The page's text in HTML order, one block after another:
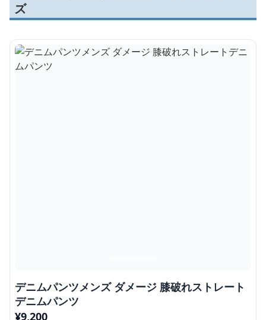
ズ
デニムパンツメンズ ダメージ 膝破れストレート
デニムパンツ
¥9,200